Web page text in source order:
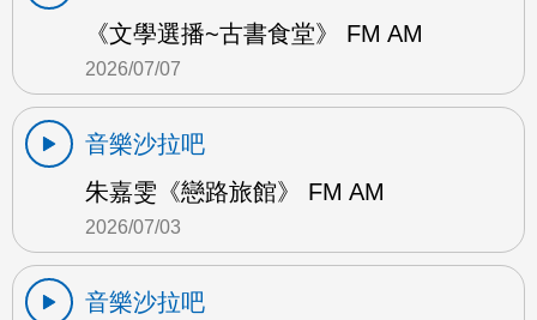
《文學選播~古書食堂》 FM AM
2026/07/07
音樂沙拉吧
朱嘉雯《戀路旅館》 FM AM
2026/07/03
音樂沙拉吧